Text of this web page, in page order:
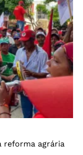
reforma agrária